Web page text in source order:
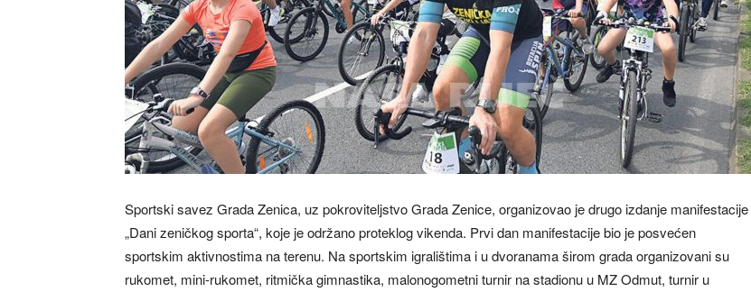
Sportski savez Grada Zenica, uz pokroviteljstvo Grada Zenice, organizovao je drugo izdanje manifestacije
„Dani zeničkog sporta“, koje je održano proteklog vikenda. Prvi dan manifestacije bio je posvećen
sportskim aktivnostima na terenu. Na sportskim igralištima i u dvoranama širom grada organizovani su
rukomet, mini-rukomet, ritmička gimnastika, malonogometni turnir na stadionu u MZ Odmut, turnir u